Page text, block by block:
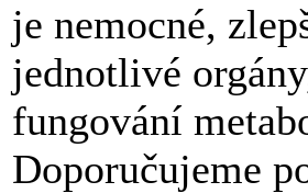
je nemocné,
jednotlivé
fungování
Doporučujeme